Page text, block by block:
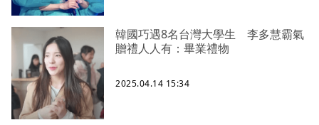
韓國巧遇8名台灣大學生 李多慧霸氣
贈禮人人有：畢業禮物
2025.04.14 15:34